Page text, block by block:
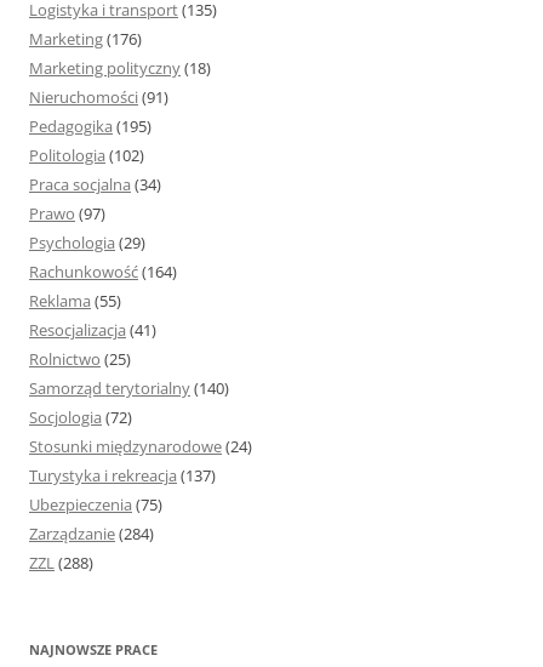
Logistyka i transport(135)
Marketing(176)
Marketing polityczny(18)
Nieruchomości(91)
Pedagogika (195)
Politologia (102)
Praca socjalna (34)
Prawo (97)
Psychologia (29)
Rachunkowość(164)
Reklama (55)
Resocjalizacja (41)
Rolnictwo (25)
Samorząd terytorialny(140)
Socjologia (72)
Stosunki międzynarodowe(24)
Turystyka i rekreacja (137)
Ubezpieczenia (75)
Zarządzanie(284)
ZZL(288)
NAJNOWSZE PRACE